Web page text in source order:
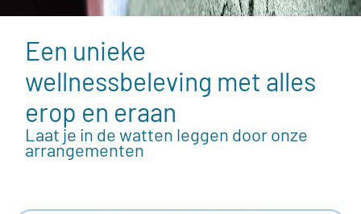
Een unieke
wellnessbeleving met alles
erop en eraan
Laat je in de watten leggen door onze
arrangementen